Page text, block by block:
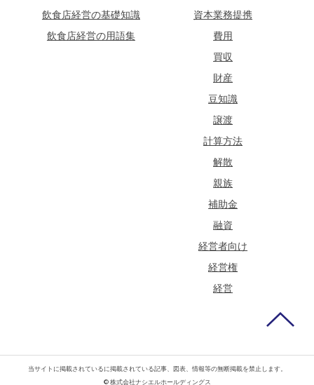
飲食店経営の基礎知識
飲食店経営の用語集
資本業務提携
費用
買収
財産
豆知識
譲渡
計算方法
解散
親族
補助金
融資
経営者向け
経営権
経営
当サイトに掲載されているに掲載されている記事、図表、情報等の無断掲載を禁止します。
© 株式会社ナシエルホールディングス